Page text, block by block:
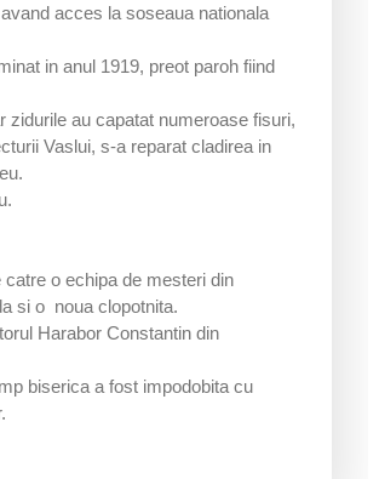
acces la soseaua nationala
in anul 1919, preot paroh fiind
zidurile au capatat numeroase fisuri,
Vaslui, s-a reparat cladirea in
o echipa de mesteri din
si o noua clopotnita.
Harabor Constantin din
biserica a fost impodobita cu